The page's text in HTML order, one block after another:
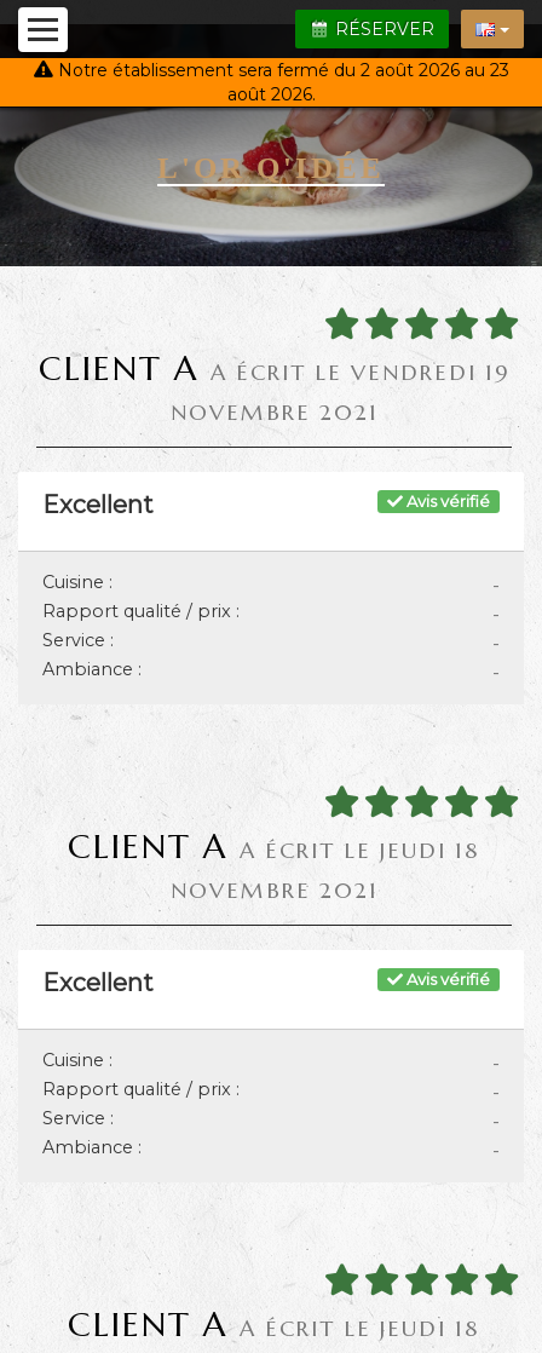
RÉSERVER
Notre établissement sera fermé du 2 août 2026 au 23
août 2026.
L'OR Q'IDÉE
CLIENT A A ÉCRIT LE VENDREDI 19
NOVEMBRE 2021
Avis vérifié
Excellent
-
Cuisine :
-
Rapport qualité / prix :
-
Service :
-
Ambiance :
CLIENT A A ÉCRIT LE JEUDI 18
NOVEMBRE 2021
Avis vérifié
Excellent
-
Cuisine :
-
Rapport qualité / prix :
-
Service :
-
Ambiance :
CLIENT A A ÉCRIT LE JEUDI 18